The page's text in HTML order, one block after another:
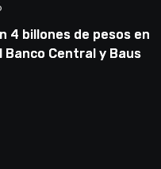
4 billones de pesos en
Central y Bausili